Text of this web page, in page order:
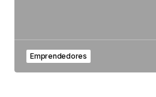
Emprendedores